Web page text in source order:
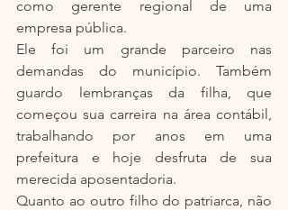
como gerente regional de uma
empresa pública.
Ele foi um grande parceiro nas
demandas do município. Também
guardo lembranças da filha, que
começou sua carreira na área contábil,
trabalhando por anos em uma
prefeitura e hoje desfruta de sua
merecida aposentadoria.
Quanto ao outro filho do patriarca, não